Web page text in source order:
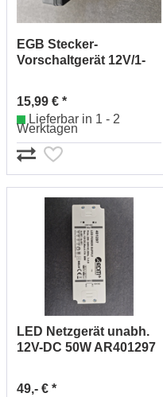
EGB Stecker-
Vorschaltgerät 12V/1-
15,99 € *
Lieferbar in 1 - 2
Werktagen
LED Netzgerät unabh.
12V-DC 50W AR401297
49,- € *